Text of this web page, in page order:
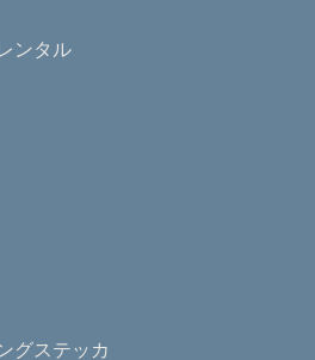
ンチョレンタル
着レンタル
ルレンタル
グステッカ